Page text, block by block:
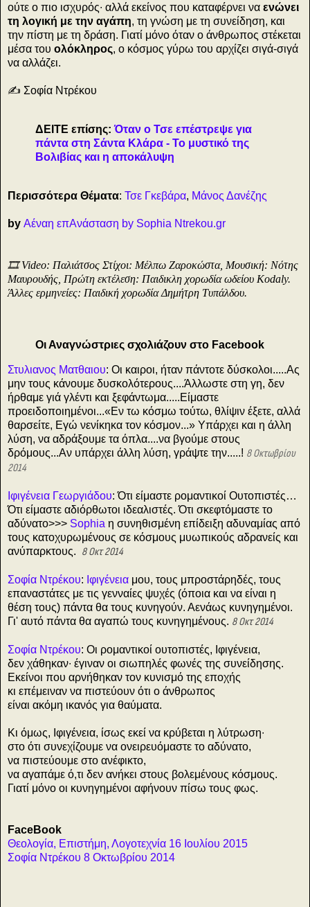
ούτε ο πιο ισχυρός∙ αλλά εκείνος που καταφέρνει να ενώνει
τη λογική με την αγάπη, τη γνώση με τη συνείδηση, και
την πίστη με τη δράση. Γιατί μόνο όταν ο άνθρωπος στέκεται
μέσα του ολόκληρος, ο κόσμος γύρω του αρχίζει σιγά-σιγά
να αλλάζει.
✍️ Σοφία Ντρέκου
ΔΕΙΤΕ επίσης:Όταν ο Τσε επέστρεψε για
πάντα στη Σάντα Κλάρα - Το μυστικό της
Βολιβίας και η αποκάλυψη
Περισσότερα Θέματα: Τσε Γκεβάρα, Μάνος Δανέζης
by Αέναη επΑνάσταση by Sophia Ntrekou.gr
🎞️ Video: Παλιάτσος Στίχοι: Μέλπω Ζαροκώστα, Μουσική: Νότης
Μαυρουδής, Πρώτη εκτέλεση: Παιδικλη χορωδία ωδείου Kodaly.
Άλλες ερμηνείες: Παιδική χορωδία Δημήτρη Τυπάλδου.
Οι Αναγνώστριες σχολιάζουν στο Facebook
Στυλιανος Ματθαιου: Οι καιροι, ήταν πάντοτε δύσκολοι.....Ας
μην τους κάνουμε δυσκολότερους....Άλλωστε στη γη, δεν
ήρθαμε γιά γλέντι και ξεφάντωμα.....Είμαστε
προειδοποιημένοι...«Εν τω κόσμω τούτω, θλίψιν έξετε, αλλά
θαρσείτε, Εγώ νενίκηκα τον κόσμον...» Υπάρχει και η άλλη
λύση, να αδράξουμε τα όπλα....να βγούμε στους
δρόμους...Αν υπάρχει άλλη λύση, γράψτε την.....! 8 Οκτωβρίου
2014
Ιφιγένεια Γεωργιάδου: Ότι είμαστε ρομαντικοί Ουτοπιστές…
Ότι είμαστε αδιόρθωτοι ιδεαλιστές. Ότι σκεφτόμαστε το
αδύνατο>>> Sophia η συνηθισμένη επίδειξη αδυναμίας από
τους κατοχυρωμένους σε κόσμους μυωπικούς αδρανείς και
ανύπαρκτους. 8 Οκτ 2014
Σοφία Ντρέκου: Ιφιγένεια μου, τους μπροστάρηδές, τους
επαναστάτες με τις γενναίες ψυχές (όποια και να είναι η
θέση τους) πάντα θα τους κυνηγούν. Αενάως κυνηγημένοι.
Γι' αυτό πάντα θα αγαπώ τους κυνηγημένους. 8 Οκτ 2014
Σοφία Ντρέκου: Οι ρομαντικοί ουτοπιστές, Ιφιγένεια,
δεν χάθηκαν∙ έγιναν οι σιωπηλές φωνές της συνείδησης.
Εκείνοι που αρνήθηκαν τον κυνισμό της εποχής
κι επέμειναν να πιστεύουν ότι ο άνθρωπος
είναι ακόμη ικανός για θαύματα.
Κι όμως, Ιφιγένεια, ίσως εκεί να κρύβεται η λύτρωση∙
στο ότι συνεχίζουμε να ονειρευόμαστε το αδύνατο,
να πιστεύουμε στο ανέφικτο,
να αγαπάμε ό,τι δεν ανήκει στους βολεμένους κόσμους.
Γιατί μόνο οι κυνηγημένοι αφήνουν πίσω τους φως.
FaceBook
Θεολογία, Επιστήμη, Λογοτεχνία 16 Ιουλίου 2015
Σοφία Ντρέκου 8 Οκτωβρίου 2014